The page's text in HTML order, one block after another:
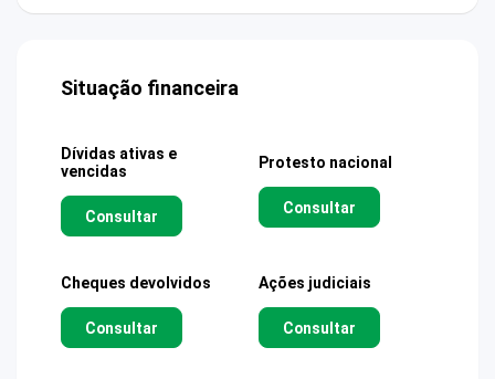
Situação financeira
Dívidas ativas e
vencidas
Consultar
Protesto nacional
Consultar
Cheques devolvidos
Consultar
Ações judiciais
Consultar